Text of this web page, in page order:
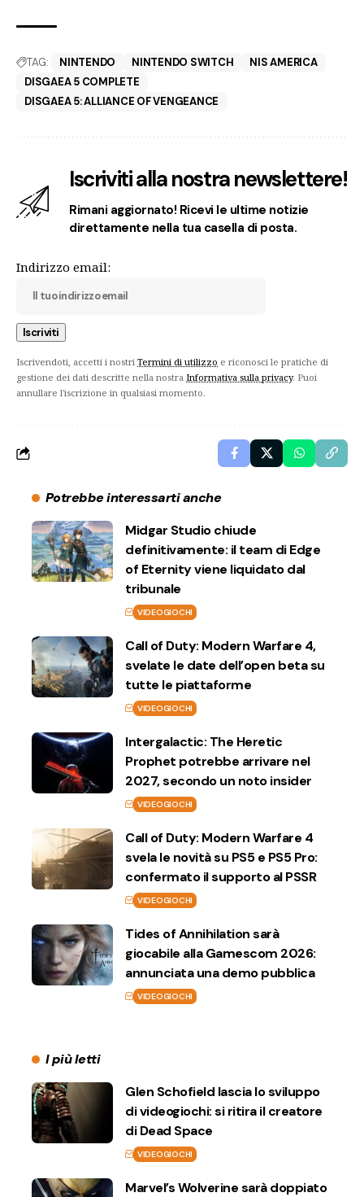
TAG: NINTENDO NINTENDO SWITCH
NIS AMERICA
DISGAEA 5 COMPLETE
DISGAEA 5: ALLIANCE OF VENGEANCE
Iscriviti alla nostra newslettere!
Rimani aggiornato! Ricevi le ultime notizie
direttamente nella tua casella di posta.
Indirizzo email:
Iscrivendoti, accetti i nostri Termini di utilizzo e riconosci le pratiche di
gestione dei dati descritte nella nostra Informativa sulla privacy. Puoi
annullare l'iscrizione in qualsiasi momento.
Potrebbe interessarti anche
Midgar Studio chiude
definitivamente: il team di Edge
of Eternity viene liquidato dal
tribunale
VIDEOGIOCHI
Call of Duty: Modern Warfare 4,
svelate le date dell’open beta su
tutte le piattaforme
VIDEOGIOCHI
Intergalactic: The Heretic
Prophet potrebbe arrivare nel
2027, secondo un noto insider
VIDEOGIOCHI
Call of Duty: Modern Warfare 4
svela le novità su PS5 e PS5 Pro:
confermato il supporto al PSSR
VIDEOGIOCHI
Tides of Annihilation sarà
giocabile alla Gamescom 2026:
annunciata una demo pubblica
VIDEOGIOCHI
I più letti
Glen Schofield lascia lo sviluppo
di videogiochi: si ritira il creatore
di Dead Space
VIDEOGIOCHI
Marvel’s Wolverine sarà doppiato